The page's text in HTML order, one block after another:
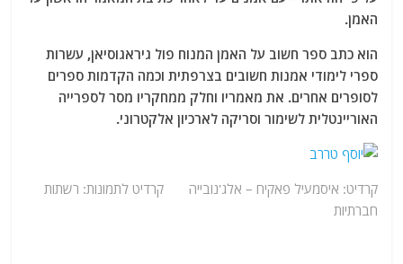
האמן.
הוא כתב ספר חשוב על האמן המנוח פול גיראגוסיאן, עשרות
ספרי לימודי אמנות חשובים בצרפתית וכמה הקדמות ספרים
לסופרים אחרים. את מאמריו וחלק ממחקריו מסר לספרייה
האוריינטלית לשימור וסריקה לארכיון אלקטרוני.
קרדיט: איסמעיל פאקיח – אלג'נובייה קרדיט לתמונות: רשתות
חברתיות